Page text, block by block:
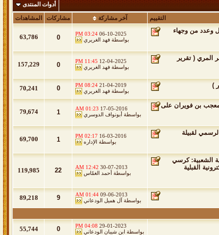
أدوات المنتدى
التقييم
آخر مشاركة مشاركات المشاهدات
وعدد من وجهاء 06-10-2025
03:24 PM
بواسطة فهد الغريري 0
63,786
‫المري ( تقرير 12-04-2025
11:45 PM
بواسطة فهد الغريري 0
157,229
)
21-04-2019
08:24 PM
بواسطة فهد الغريري 0
70,241
معجب بن فويران على 17-05-2016
01:23 AM
بواسطة أبونواف الدوسري 1
79,674
لقبيلة 16-03-2016
02:17 PM
بواسطة الإداره 1
69,700
الشعبية: كرسي
القبلية
30-07-2013
12:42 AM
بواسطة أحمد الغمّاس 22
119,985
09-06-2013
01:44 AM
بواسطة آل هميل الودعاني 9
89,218
29-01-2023
04:08 PM
بواسطة ابن شيبان الودعاني 0
55,744